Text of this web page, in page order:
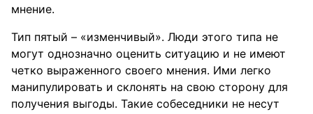
мнение.
Тип пятый – «изменчивый». Люди этого типа не
могут однозначно оценить ситуацию и не имеют
четко выраженного своего мнения. Ими легко
манипулировать и склонять на свою сторону для
получения выгоды. Такие собеседники не несут